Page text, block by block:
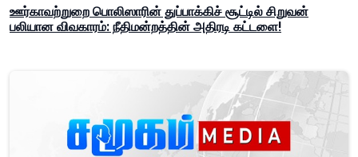
ஊர்காவற்றுறை பொலிஸாரின் துப்பாக்கிச் சூட்டில் சிறுவன்
பலியான விவகாரம்: நீதிமன்றத்தின் அதிரடி கட்டளை!